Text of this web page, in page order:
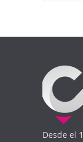
Desde el